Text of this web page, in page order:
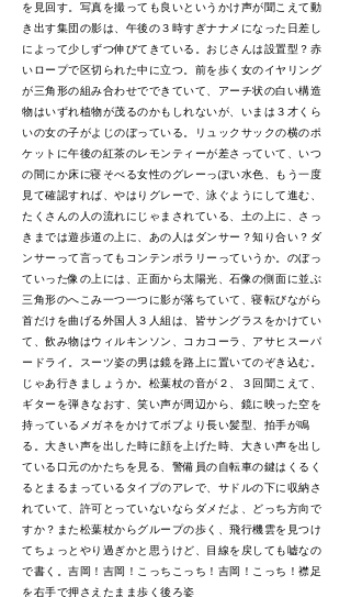
を見回す。写真を撮っても良いというかけ声が聞こえて動
き出す集団の影は、午後の３時すぎナナメになった日差し
によって少しずつ伸びてきている。おじさんは設置型？赤
いロープで区切られた中に立つ。前を歩く女のイヤリング
が三角形の組み合わせでできていて、アーチ状の白い構造
物はいずれ植物が茂るのかもしれないが、いまは３才くら
いの女の子がよじのぼっている。リュックサックの横のポ
ケットに午後の紅茶のレモンティーが差さっていて、いつ
の間にか床に寝そべる女性のグレーっぽい水色、もう一度
見て確認すれば、やはりグレーで、泳ぐようにして進む、
たくさんの人の流れにじゃまされている、土の上に、さっ
きまでは遊歩道の上に、あの人はダンサー？知り合い？ダ
ンサーって言ってもコンテンポラリーっていうか。のぼっ
ていった像の上には、正面から太陽光、石像の側面に並ぶ
三角形のへこみ一つ一つに影が落ちていて、寝転びながら
首だけを曲げる外国人３人組は、皆サングラスをかけてい
て、飲み物はウィルキンソン、コカコーラ、アサヒスーパ
ードライ。スーツ姿の男は鏡を路上に置いてのぞき込む。
じゃあ行きましょうか。松葉杖の音が２、３回聞こえて、
ギターを弾きなおす、笑い声が周辺から、鏡に映った空を
持っているメガネをかけてボブより長い髪型、拍手が鳴
る。大きい声を出した時に顔を上げた時、大きい声を出し
ている口元のかたちを見る、警備員の自転車の鍵はくるく
るとまるまっているタイプのアレで、サドルの下に収納さ
れていて、許可とっていないならダメだよ、どっち方向で
すか？また松葉杖からグループの歩く、飛行機雲を見つけ
てちょっとやり過ぎかと思うけど、目線を戻しても嘘なの
で書く。吉岡！吉岡！こっちこっち！吉岡！こっち！襟足
を右手で押さえたまま歩く後ろ姿